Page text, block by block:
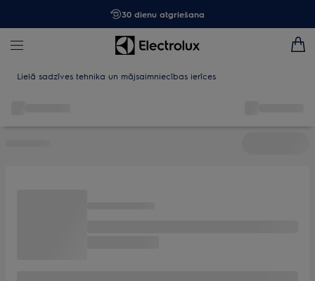
30 dienu atgriešana
Lielā sadzīves tehnika un mājsaimniecības ierīces